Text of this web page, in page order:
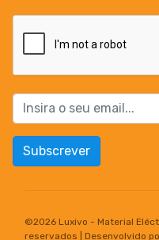
Subscrever
©2026 Luxivo - Material
reservados | Desenvolvido